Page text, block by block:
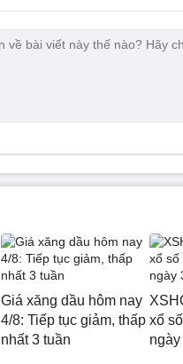
Giá xăng dầu hôm nay
4/8: Tiếp tục giảm, thấp
nhất 3 tuần
xổ